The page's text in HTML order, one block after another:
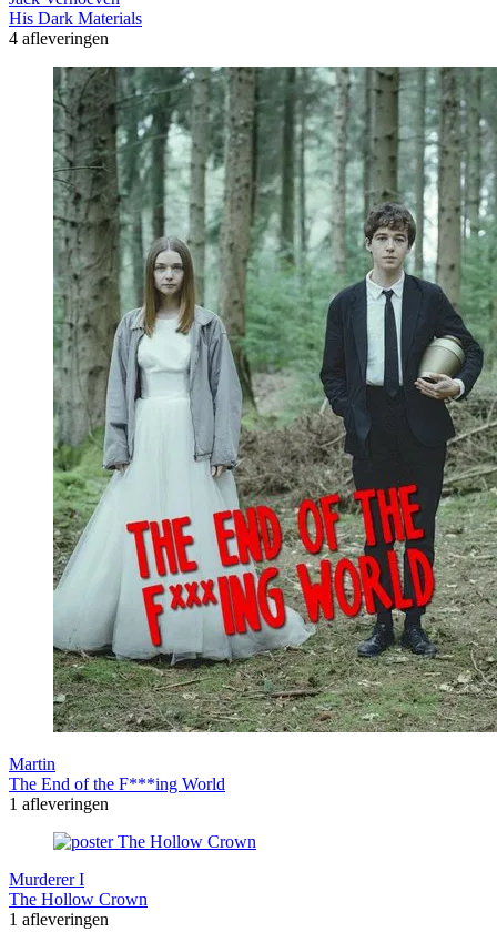
His Dark Materials
4 afleveringen
Martin
The End of the F***ing World
1 afleveringen
Murderer I
The Hollow Crown
1 afleveringen